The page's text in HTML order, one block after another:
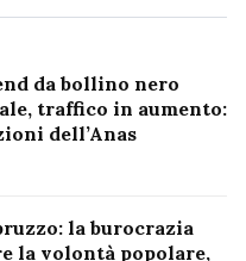
da bollino nero
traffico in aumento:
dell’Anas
la burocrazia
la volontà popolare,